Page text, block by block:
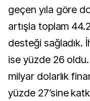
geçen yıla göre
artışla toplam
desteği sağladık.
ise yüzde 26
milyar dolarlık
yüzde 27’sine